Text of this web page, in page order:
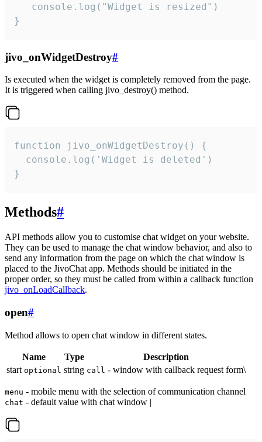
   console.log("Widget is resized")
}
jivo_onWidgetDestroy#
Is executed when the widget is completely removed from the page.
It is triggered when calling jivo_destroy() method.
function jivo_onWidgetDestroy() {
  console.log('Widget is deleted')
}
Methods#
API methods allow you to customise chat widget on your website.
They can be used to manage the chat window behavior, and also to
send any information from the page on which the chat window is
placed to the JivoChat app. Methods should be initiated in the
proper order, so they must be called from within a callback function
jivo_onLoadCallback.
open#
Method allows to open chat window in different states.
Name Type
Description
start optional string call - window with callback request form\
menu - mobile menu with the selection of communication channel
chat - default value with chat window |